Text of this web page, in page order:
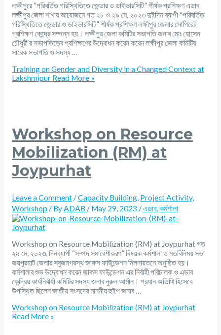
লক্ষীপুরে “পরিবর্তিত পরিস্থিতিতে জেন্ডার ও ডাইভারসিটি” শীর্ষক প্রশিক্ষণ এডাব
লক্ষীপুর জেলা শাখার আয়োজনে গত ২৮ ও ২৯ মে, ২০২৩ দুইদিন ব্যাপী “পরিবর্তিত
পরিস্থিতিতে জেন্ডার ও ডাইভারসিটি” শীর্ষক প্রশিক্ষণ লক্ষীপুর জেলার সোপিরেট
প্রশিক্ষণ কেন্দ্রে সম্পন্ন হয়। লক্ষীপুর জেলা কমিটির সভাপতি জনাব মোঃ হোসেন
চৌধুরী‘র সভাপতিত্বে প্রশিক্ষণের উদ্বোধন করেন করেন লক্ষীপুর জেলা কমিটির
সাবেক সভাপতি ও সদস্য …
Training on Gender and Diversity in a Changed Context at
LakshmipurRead More »
Workshop on Resource
Mobilization (RM) at
Joypurhat
Leave a Comment/Capacity Building, Project Activity,
Workshop / ByADAB / May 29, 2023 /এডাব,কর্মশালা
Workshop on Resource Mobilization (RM) at Joypurhat গত
২৯ মে, ২০২৩, দিনব্যাপী “সম্পদ সমাবেশীকরণ” বিষয়ক কর্মশালা ও মতবিনিময় সভা
জয়পুরহাট জেলার সবুজনগরস্থ জাকস ফাউন্ডেশন মিলনায়তনে অনুষ্ঠিত হয়।
কর্মশালার শুভ উদ্বোধন করেন জাকস ফাউন্ডেশন এর নির্বাহী পরিচালক ও এডাব
কেন্দ্রিয় কার্যনির্বাহী কমিটির সদস্য জনাব নুরুল আমীন। প্রধান অতিথি হিসেবে
উপস্থিত ছিলেন জাতীয় সংসদের মাননীয় হুইপ জনাব …
Workshop on Resource Mobilization (RM) at Joypurhat
Read More »